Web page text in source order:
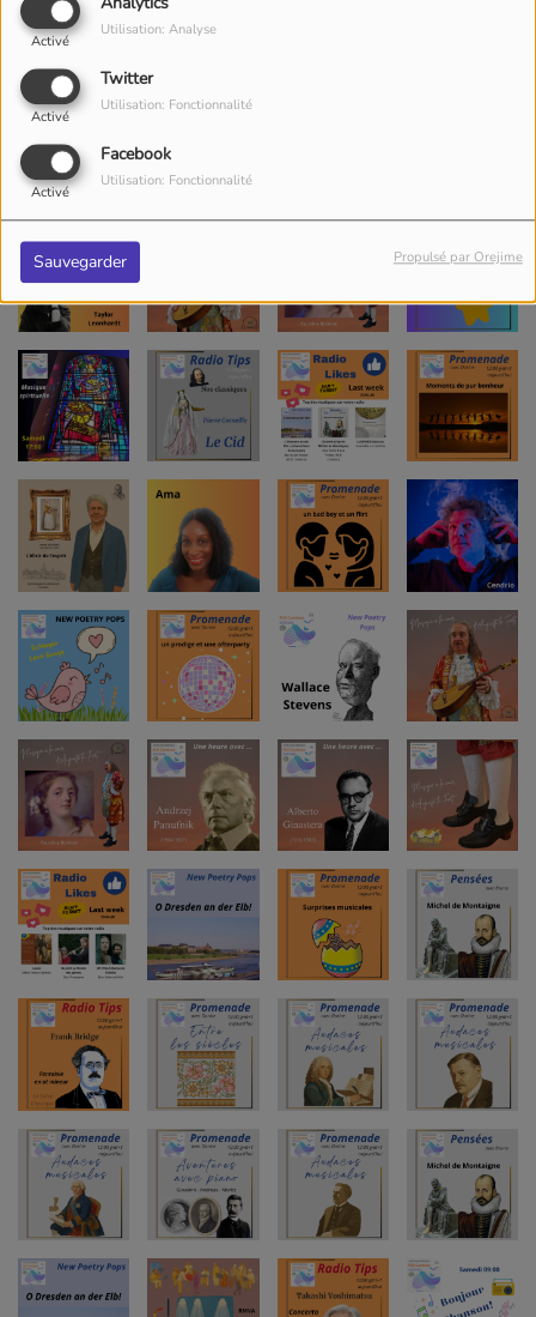
Activé
Utilisation: Analyse
Twitter
Activé
Utilisation: Fonctionnalité
Facebook
Activé
Utilisation: Fonctionnalité
Sauvegarder Propulsé par Orejime